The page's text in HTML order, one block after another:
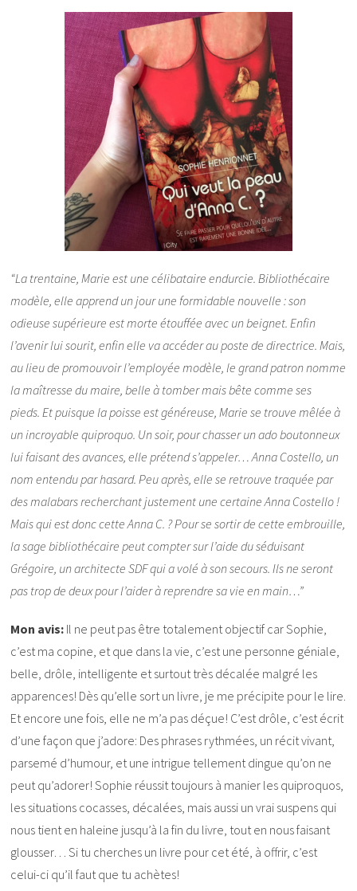
“La trentaine, Marie est une célibataire endurcie. Bibliothécaire
modèle, elle apprend un jour une formidable nouvelle : son
odieuse supérieure est morte étouffée avec un beignet. Enfin
l’avenir lui sourit, enfin elle va accéder au poste de directrice. Mais,
au lieu de promouvoir l’employée modèle, le grand patron nomme
la maîtresse du maire, belle à tomber mais bête comme ses
pieds. Et puisque la poisse est généreuse, Marie se trouve mêlée à
un incroyable quiproquo. Un soir, pour chasser un ado boutonneux
lui faisant des avances, elle prétend s’appeler… Anna Costello, un
nom entendu par hasard. Peu après, elle se retrouve traquée par
des malabars recherchant justement une certaine Anna Costello !
Mais qui est donc cette Anna C. ? Pour se sortir de cette embrouille,
la sage bibliothécaire peut compter sur l’aide du séduisant
Grégoire, un architecte SDF qui a volé à son secours. Ils ne seront
pas trop de deux pour l’aider à reprendre sa vie en main…”
Mon avis: Il ne peut pas être totalement objectif car Sophie,
c’est ma copine, et que dans la vie, c’est une personne géniale,
belle, drôle, intelligente et surtout très décalée malgré les
apparences! Dès qu’elle sort un livre, je me précipite pour le lire.
Et encore une fois, elle ne m’a pas déçue! C’est drôle, c’est écrit
d’une façon que j’adore: Des phrases rythmées, un récit vivant,
parsemé d’humour, et une intrigue tellement dingue qu’on ne
peut qu’adorer! Sophie réussit toujours à manier les quiproquos,
les situations cocasses, décalées, mais aussi un vrai suspens qui
nous tient en haleine jusqu’à la fin du livre, tout en nous faisant
glousser… Si tu cherches un livre pour cet été, à offrir, c’est
celui-ci qu’il faut que tu achètes!